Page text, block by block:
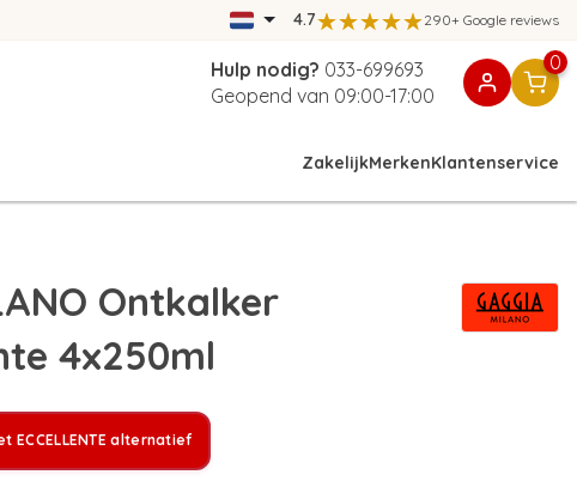
4.7 290+ Google reviews
Hulp nodig? 033-699693
Geopend van 09:00-17:00
0
ZakelijkMerkenKlantenservice
Ontkalker
4x250ml
ECCELLENTE alternatief